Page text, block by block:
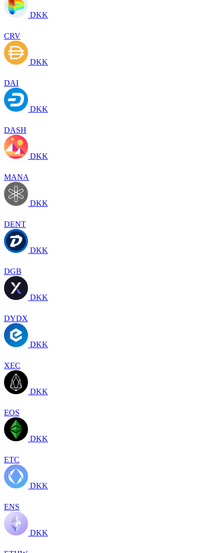
DKK
CRV
DKK
DAI
DKK
DASH
DKK
MANA
DKK
DENT
DKK
DGB
DKK
DYDX
DKK
XEC
DKK
EOS
DKK
ETC
DKK
ENS
DKK